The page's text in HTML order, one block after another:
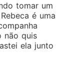
tomar um
é uma
não quis
ela junto